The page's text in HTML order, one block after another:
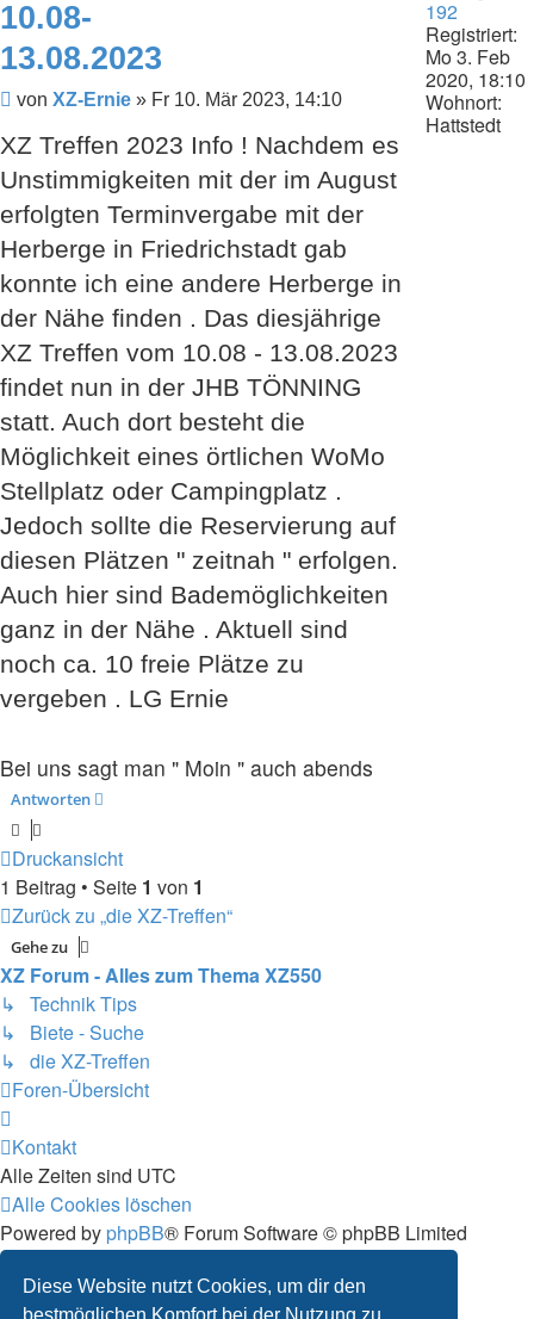
Diese Website nutzt Cookies, um dir den
bestmöglichen Komfort bei der Nutzung zu
192
Registriert:
Mo 3. Feb
2020, 18:10
Wohnort:
Hattstedt
10.08-
13.08.2023
Beitrag
von XZ-Ernie » Fr 10. Mär 2023, 14:10
XZ Treffen 2023 Info ! Nachdem es
Unstimmigkeiten mit der im August
erfolgten Terminvergabe mit der
Herberge in Friedrichstadt gab
konnte ich eine andere Herberge in
der Nähe finden . Das diesjährige
XZ Treffen vom 10.08 - 13.08.2023
findet nun in der JHB TÖNNING
statt. Auch dort besteht die
Möglichkeit eines örtlichen WoMo
Stellplatz oder Campingplatz .
Jedoch sollte die Reservierung auf
diesen Plätzen " zeitnah " erfolgen.
Auch hier sind Bademöglichkeiten
ganz in der Nähe . Aktuell sind
noch ca. 10 freie Plätze zu
vergeben . LG Ernie
Bei uns sagt man " Moin " auch abends
Antworten
Druckansicht
1 Beitrag • Seite 1 von 1
Zurück zu „die XZ-Treffen“
Gehe zu
XZ Forum - Alles zum Thema XZ550
↳ Technik Tips
↳ Biete - Suche
↳ die XZ-Treffen
Foren-Übersicht
Kontakt
Alle Zeiten sind UTC
Alle Cookies löschen
Powered by phpBB® Forum Software © phpBB Limited
Deutsche Übersetzung durch
Datenschutz|Nutzungsbedingungen